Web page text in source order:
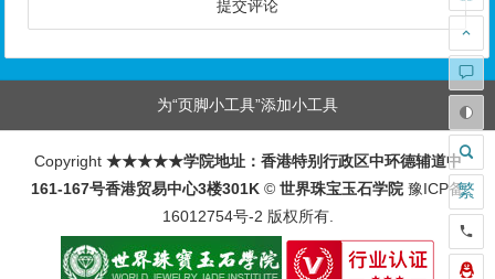
为“页脚小工具”添加小工具
Copyright ★★★★★学院地址：香港特别行政区中环德辅道中
161-167号香港贸易中心3楼301K © 世界珠宝玉石学院 豫ICP备
16012754号-2 版权所有.
繁